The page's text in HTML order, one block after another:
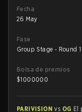
Fecha
26 May
Fase
Group Stage - Round 1
Bolsa de premios
$1000000
PARIVISIONvs OG El